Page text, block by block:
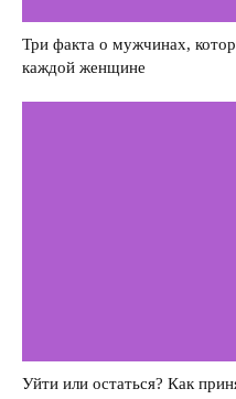
Три факта о мужчинах,
каждой женщине
Уйти или остаться? Как
Насилие в семье